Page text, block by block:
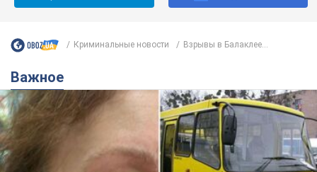
Криминальные новости Взрывы в Балаклее...
Важное